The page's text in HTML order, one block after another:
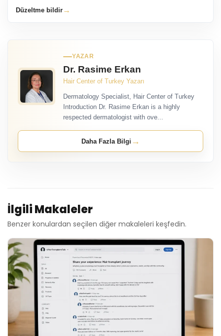
Düzeltme bildir →
YAZAR
Dr. Rasime Erkan
Hair Center of Turkey Yazarı
Dermatology Specialist, Hair Center of Turkey
Introduction Dr. Rasime Erkan is a highly
respected dermatologist with ove...
Daha Fazla Bilgi →
İlgili Makaleler
Benzer konulardan seçilen diğer makaleleri keşfedin.